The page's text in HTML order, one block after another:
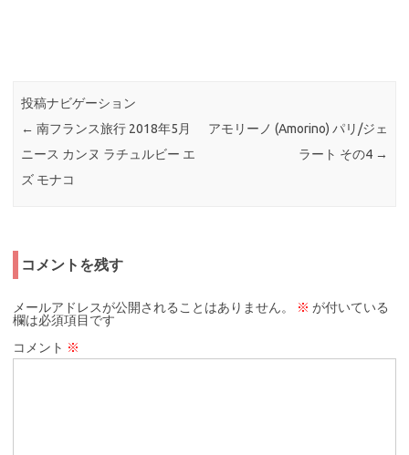
投稿ナビゲーション
← 南フランス旅行 2018年5月
ニース カンヌ ラチュルビー エ
ズ モナコ
アモリーノ (Amorino) パリ/ジェ
ラート その4 →
コメントを残す
メールアドレスが公開されることはありません。 ※ が付いている
欄は必須項目です
コメント ※